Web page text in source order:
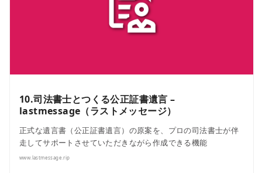
10.司法書士とつくる公正証書遺言 –
lastmessage（ラストメッセージ）
正式な遺言書（公正証書遺言）の原案を、プロの司法書士が伴
走してサポートさせていただきながら作成できる機能
www.lastmessage.rip